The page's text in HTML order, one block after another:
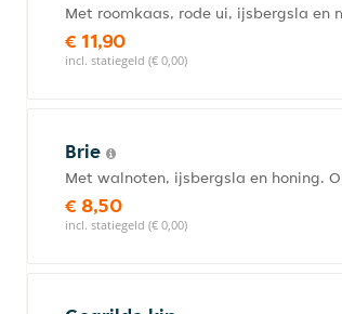
Met roomkaas, rode ui, ijsbergsla en
€ 11,90
incl. statiegeld (€ 0,00)
Brie
Met walnoten, ijsbergsla en honing.
€ 8,50
incl. statiegeld (€ 0,00)